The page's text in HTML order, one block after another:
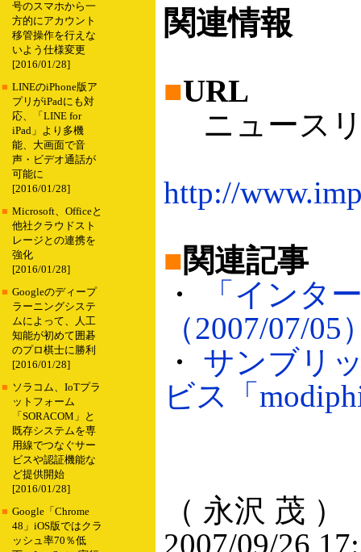
号のスマホから一
方的にアカウント
移管操作を行えな
いよう仕様変更
[2016/01/28]
■ LINEのiPhone版ア
プリがiPadにも対
応、「LINE for
iPad」より多機
能、大画面で音
声・ビデオ通話が
可能に
[2016/01/28]
■ Microsoft、Officeと
他社クラウドスト
レージとの連携を
強化
[2016/01/28]
■ Googleのディープ
ラーニングシステ
ムによって、人工
知能が初めて囲碁
のプロ棋士に勝利
[2016/01/28]
■ ソラコム、IoTプラ
ットフォーム
「SORACOM」と
既存システムを専
用線でつなぐサー
ビスや認証機能な
ど提供開始
[2016/01/28]
■ Google「Chrome
48」iOS版ではクラ
ッシュ率70％低
関連情報
■URL
ニュース
http://
■関連記事
・
「インタ
（2007/07/05
・ サンブリ
ビス「
（ 永沢 茂 ）
2007/09/26